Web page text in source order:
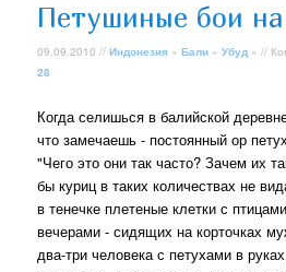
Петушиные бои
09.09.2010 //Индонезия »Бали »Убуд » //
28
Когда селишься в балийской
что замечаешь - постоянный ор
"Чего это они так часто? Зачем их
бы куриц в таких количествах не
в тенечке плетеные клетки с
вечерами - сидящих на корточках
два-три человека с петухами в